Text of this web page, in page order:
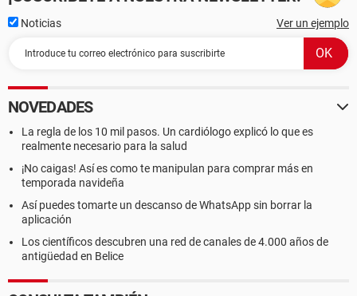
Noticias Ver un ejemplo
NOVEDADES
La regla de los 10 mil pasos. Un cardiólogo explicó lo que es
realmente necesario para la salud
¡No caigas! Así es como te manipulan para comprar más en
temporada navideña
Así puedes tomarte un descanso de WhatsApp sin borrar la
aplicación
Los científicos descubren una red de canales de 4.000 años de
antigüedad en Belice